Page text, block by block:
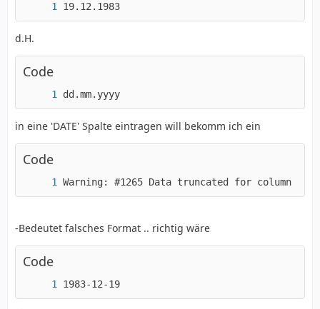
19.12.1983
d.H.
Code
dd.mm.yyyy
in eine 'DATE' Spalte eintragen will bekomm ich ein
Code
Warning: #1265 Data truncated for column
-Bedeutet falsches Format .. richtig wäre
Code
1983-12-19